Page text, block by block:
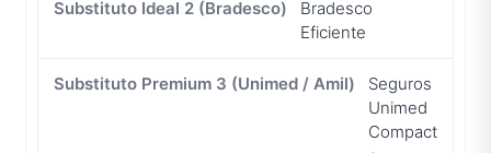
Bradesco
Eficiente
Seguros
Unimed
Compact